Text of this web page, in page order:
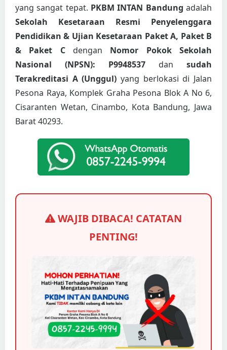
yang sangat tepat. PKBM INTAN Bandung adalah
Sekolah Kesetaraan Resmi Penyelenggara
Pendidikan & Ujian Kesetaraan Paket A, Paket B
& Paket Cdengan Nomor Pokok Sekolah
Nasional (NPSN): P9948537 dan sudah
Terakreditasi A (Unggul) yang berlokasi di Jalan
Pesona Raya, Komplek Graha Pesona Blok A No 6,
Cisaranten Wetan, Cinambo, Kota Bandung, Jawa
Barat 40293.
WAJIB DIBACA! CATATAN
PENTING!